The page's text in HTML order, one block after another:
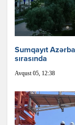
Sumqayıt
sırasında
Avqust 05, 12:38